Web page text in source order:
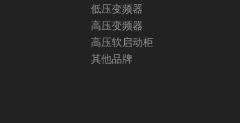
低压变频器
高压变频器
高压软启动柜
其他品牌